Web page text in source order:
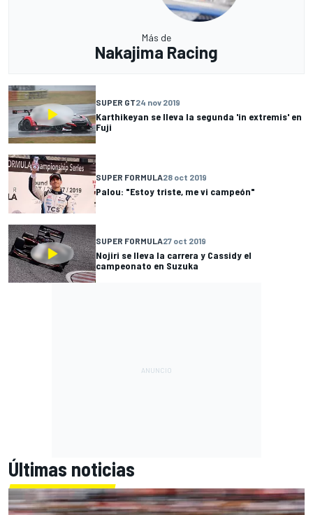
Más de
Nakajima Racing
SUPER GT24 nov 2019
Karthikeyan se lleva la segunda 'in extremis' en
Fuji
SUPER FORMULA28 oct 2019
Palou: "Estoy triste, me vi campeón"
SUPER FORMULA27 oct 2019
Nojiri se lleva la carrera y Cassidy el
campeonato en Suzuka
Últimas noticias